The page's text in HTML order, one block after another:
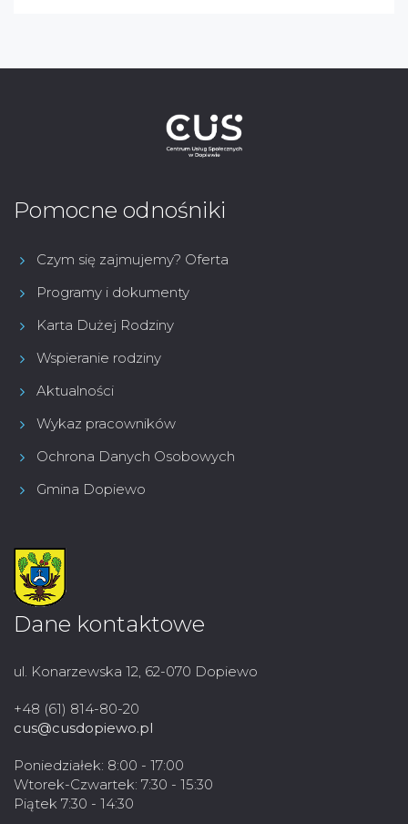
Pomocne odnośniki
Czym się zajmujemy? Oferta
Programy i dokumenty
Karta Dużej Rodziny
Wspieranie rodziny
Aktualności
Wykaz pracowników
Ochrona Danych Osobowych
Gmina Dopiewo
Dane kontaktowe
ul. Konarzewska 12, 62-070 Dopiewo
+48 (61) 814-80-20
cus@cusdopiewo.pl
Poniedziałek: 8:00 - 17:00
Wtorek-Czwartek: 7:30 - 15:30
Piątek 7:30 - 14:30